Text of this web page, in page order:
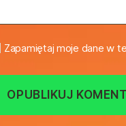
Zapamiętaj moje dane w